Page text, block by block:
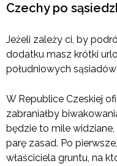
Czechy po
Jeżeli zależy ci, by
dodatku masz krótki
południowych
W Republice Czeskiej
zabraniałby
będzie to mile
parę zasad. Po
właściciela gruntu, na